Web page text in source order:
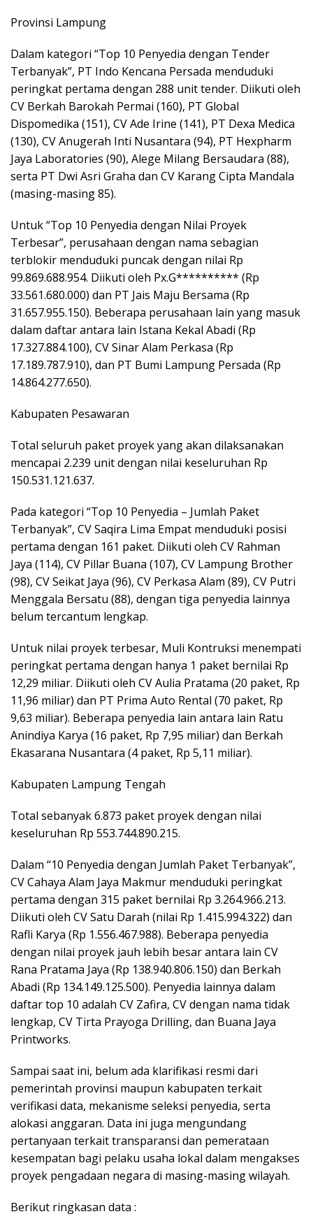
Provinsi Lampung
Dalam kategori “Top 10 Penyedia dengan Tender
Terbanyak”, PT Indo Kencana Persada menduduki
peringkat pertama dengan 288 unit tender. Diikuti oleh
CV Berkah Barokah Permai (160), PT Global
Dispomedika (151), CV Ade Irine (141), PT Dexa Medica
(130), CV Anugerah Inti Nusantara (94), PT Hexpharm
Jaya Laboratories (90), Alege Milang Bersaudara (88),
serta PT Dwi Asri Graha dan CV Karang Cipta Mandala
(masing-masing 85).
Untuk “Top 10 Penyedia dengan Nilai Proyek
Terbesar”, perusahaan dengan nama sebagian
terblokir menduduki puncak dengan nilai Rp
99.869.688.954. Diikuti oleh Px.G********** (Rp
33.561.680.000) dan PT Jais Maju Bersama (Rp
31.657.955.150). Beberapa perusahaan lain yang masuk
dalam daftar antara lain Istana Kekal Abadi (Rp
17.327.884.100), CV Sinar Alam Perkasa (Rp
17.189.787.910), dan PT Bumi Lampung Persada (Rp
14.864.277.650).
Kabupaten Pesawaran
Total seluruh paket proyek yang akan dilaksanakan
mencapai 2.239 unit dengan nilai keseluruhan Rp
150.531.121.637.
Pada kategori “Top 10 Penyedia – Jumlah Paket
Terbanyak”, CV Saqira Lima Empat menduduki posisi
pertama dengan 161 paket. Diikuti oleh CV Rahman
Jaya (114), CV Pillar Buana (107), CV Lampung Brother
(98), CV Seikat Jaya (96), CV Perkasa Alam (89), CV Putri
Menggala Bersatu (88), dengan tiga penyedia lainnya
belum tercantum lengkap.
Untuk nilai proyek terbesar, Muli Kontruksi menempati
peringkat pertama dengan hanya 1 paket bernilai Rp
12,29 miliar. Diikuti oleh CV Aulia Pratama (20 paket, Rp
11,96 miliar) dan PT Prima Auto Rental (70 paket, Rp
9,63 miliar). Beberapa penyedia lain antara lain Ratu
Anindiya Karya (16 paket, Rp 7,95 miliar) dan Berkah
Ekasarana Nusantara (4 paket, Rp 5,11 miliar).
Kabupaten Lampung Tengah
Total sebanyak 6.873 paket proyek dengan nilai
keseluruhan Rp 553.744.890.215.
Dalam “10 Penyedia dengan Jumlah Paket Terbanyak”,
CV Cahaya Alam Jaya Makmur menduduki peringkat
pertama dengan 315 paket bernilai Rp 3.264.966.213.
Diikuti oleh CV Satu Darah (nilai Rp 1.415.994.322) dan
Rafli Karya (Rp 1.556.467.988). Beberapa penyedia
dengan nilai proyek jauh lebih besar antara lain CV
Rana Pratama Jaya (Rp 138.940.806.150) dan Berkah
Abadi (Rp 134.149.125.500). Penyedia lainnya dalam
daftar top 10 adalah CV Zafira, CV dengan nama tidak
lengkap, CV Tirta Prayoga Drilling, dan Buana Jaya
Printworks.
Sampai saat ini, belum ada klarifikasi resmi dari
pemerintah provinsi maupun kabupaten terkait
verifikasi data, mekanisme seleksi penyedia, serta
alokasi anggaran. Data ini juga mengundang
pertanyaan terkait transparansi dan pemerataan
kesempatan bagi pelaku usaha lokal dalam mengakses
proyek pengadaan negara di masing-masing wilayah.
Berikut ringkasan data :